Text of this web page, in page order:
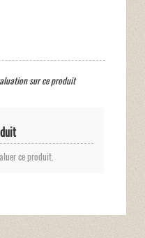
sur ce produit
ce produit.